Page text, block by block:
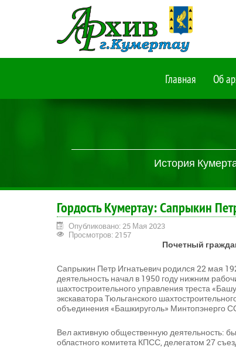
Главная Об
История
Гордость Кумертау: Сапрыкин
Опубликовано: 25 Мая 2023
Просмотров: 2157
Почетный
Сапрыкин Петр Игнатьевич родился 22 мая
деятельность начал в 1950 году нижним
шахтостроительного управления треста
экскаватора Тюльганского
объединения «Башкируголь» Минтопэнерго
Вел активную общественную деятельность:
областного комитета КПСС, делегатом 27